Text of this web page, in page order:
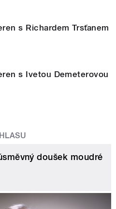
s Richardem Trsťanem
s Ivetou Demeterovou
doušek moudré